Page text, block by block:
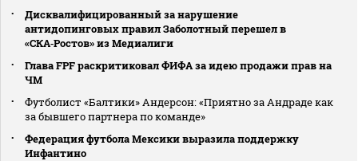
Дисквалифицированный за нарушение
антидопинговых правил Заболотный перешел в
«СКА‑Ростов» из Медиалиги
Глава FPF раскритиковал ФИФА за идею продажи прав на
ЧМ
Футболист «Балтики» Андерсон: «Приятно за Андраде как
за бывшего партнера по команде»
Федерация футбола Мексики выразила поддержку
Инфантино